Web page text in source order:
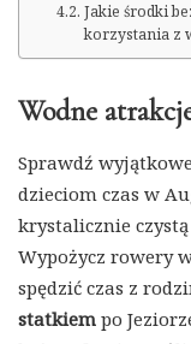
Jakie środki
korzystania z
Wodne
Sprawdź
dzieciom czas w
krystalicznie
Wypożycz rowery
spędzić czas z
statkiem po